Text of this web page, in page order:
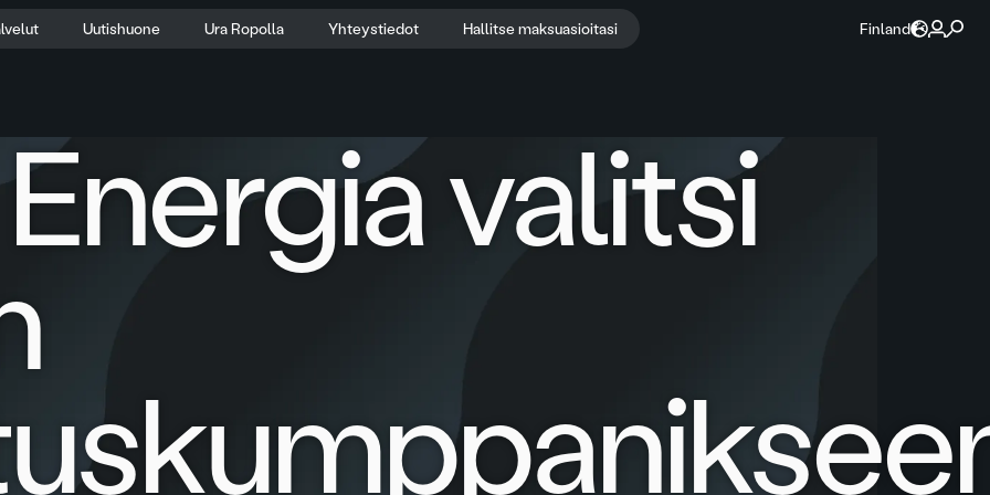
Uutishuone Ura Ropolla Yhteystiedot Hallitse maksuasioitasi Finland
valitsi